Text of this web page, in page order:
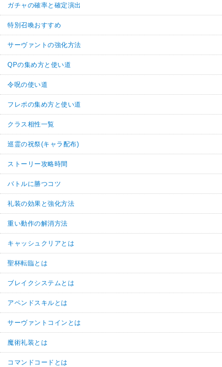
ガチャの確率と確定演出
特別召喚おすすめ
サーヴァントの強化方法
QPの集め方と使い道
令呪の使い道
フレポの集め方と使い道
クラス相性一覧
巡霊の祝祭(キャラ配布)
ストーリー攻略時間
バトルに勝つコツ
礼装の効果と強化方法
重い動作の解消方法
キャッシュクリアとは
聖杯転臨とは
ブレイクシステムとは
アペンドスキルとは
サーヴァントコインとは
魔術礼装とは
コマンドコードとは